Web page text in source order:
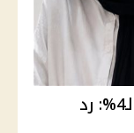
القصة الكاملة لأزمة ريم صاحبة الـ4%: رد